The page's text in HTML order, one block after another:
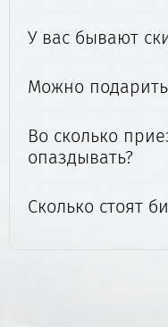
У вас бывают
Можно
Во сколько
опаздывать?
Сколько стоят